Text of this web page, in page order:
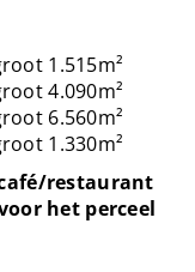
1.515m²
4.090m²
6.560m²
1.330m²
restaurant
het perceel